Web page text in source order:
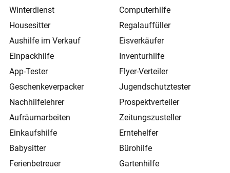
Winterdienst
Housesitter
Aushilfe im Verkauf
Einpackhilfe
App-Tester
Geschenkeverpacker
Nachhilfelehrer
Aufräumarbeiten
Einkaufshilfe
Babysitter
Ferienbetreuer
Computerhilfe
Regalauffüller
Eisverkäufer
Inventurhilfe
Flyer-Verteiler
Jugendschutztester
Prospektverteiler
Zeitungszusteller
Erntehelfer
Bürohilfe
Gartenhilfe